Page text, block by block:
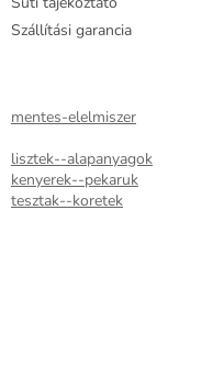
Szállítási garancia
mentes-elelmiszer
lisztek--alapanyagok
kenyerek--pekaruk
tesztak--koretek